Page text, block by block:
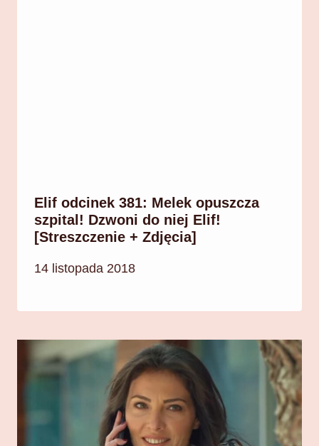
Elif odcinek 381: Melek opuszcza
szpital! Dzwoni do niej Elif!
[Streszczenie + Zdjęcia]
14 listopada 2018